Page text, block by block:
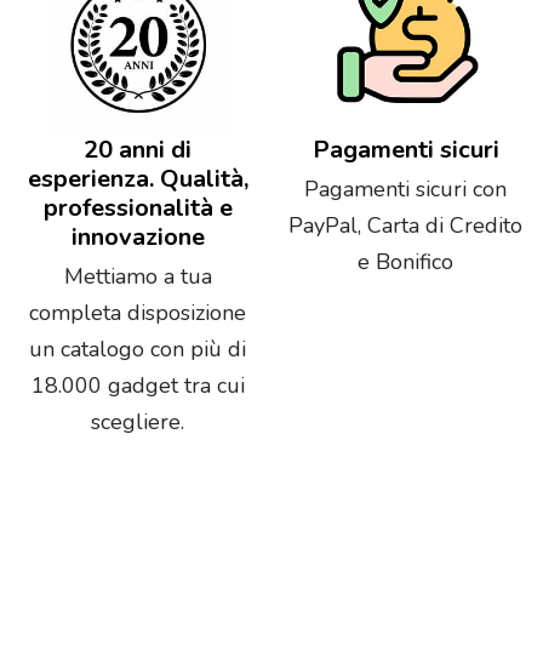
20 anni di
esperienza. Qualità,
professionalità e
innovazione
Mettiamo a tua
completa disposizione
un catalogo con più di
18.000 gadget tra cui
scegliere.
Pagamenti sicuri
Pagamenti sicuri con
PayPal, Carta di Credito
e Bonifico